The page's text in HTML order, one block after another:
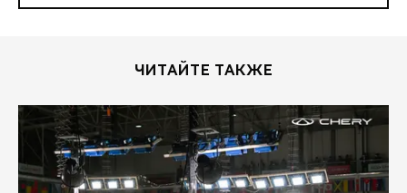
ЧИТАЙТЕ ТАКЖЕ